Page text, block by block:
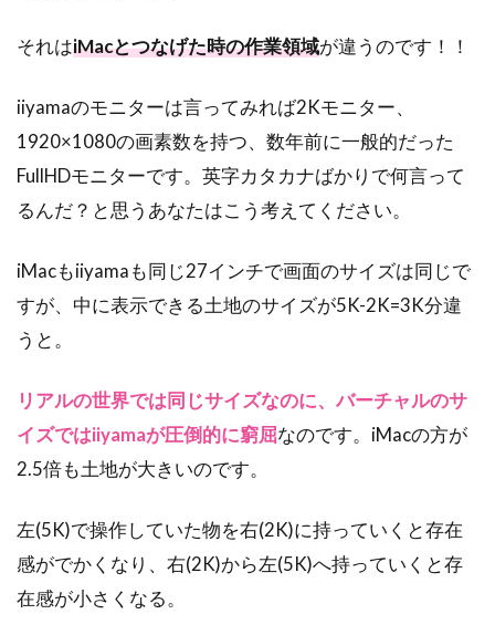
それはiMacとつなげた時の作業領域が違うのです！！
iiyamaのモニターは言ってみれば2Kモニター、
1920×1080の画素数を持つ、数年前に一般的だった
FullHDモニターです。英字カタカナばかりで何言って
るんだ？と思うあなたはこう考えてください。
iMacもiiyamaも同じ27インチで画面のサイズは同じで
すが、中に表示できる土地のサイズが5K-2K=3K分違
うと。
リアルの世界では同じサイズなのに、バーチャルのサ
イズではiiyamaが圧倒的に窮屈なのです。iMacの方が
2.5倍も土地が大きいのです。
左(5K)で操作していた物を右(2K)に持っていくと存在
感がでかくなり、右(2K)から左(5K)へ持っていくと存
在感が小さくなる。